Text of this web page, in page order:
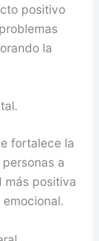
positivo
la
fortalece la
a
más positiva